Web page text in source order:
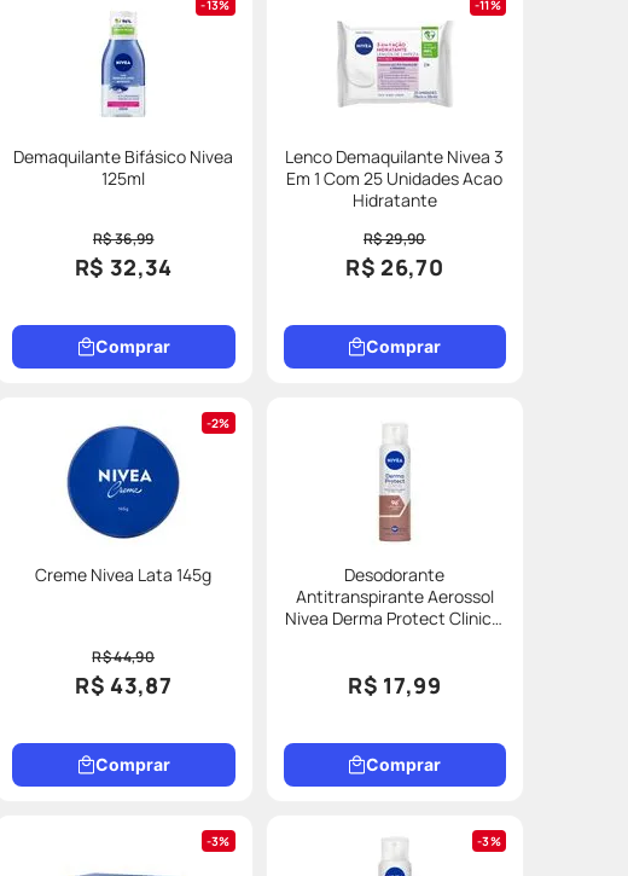
13%
Demaquilante Bifásico Nivea
125ml
R$ 36,99
R$ 32,34
Comprar
11%
Lenco Demaquilante Nivea 3
Em 1 Com 25 Unidades Acao
Hidratante
R$ 29,90
R$ 26,70
Comprar
2%
Creme Nivea Lata 145g
R$ 44,90
R$ 43,87
Comprar
Desodorante
Antitranspirante Aerossol
Nivea Derma Protect Clinical
R$ 17,99
Comprar
3% 3%